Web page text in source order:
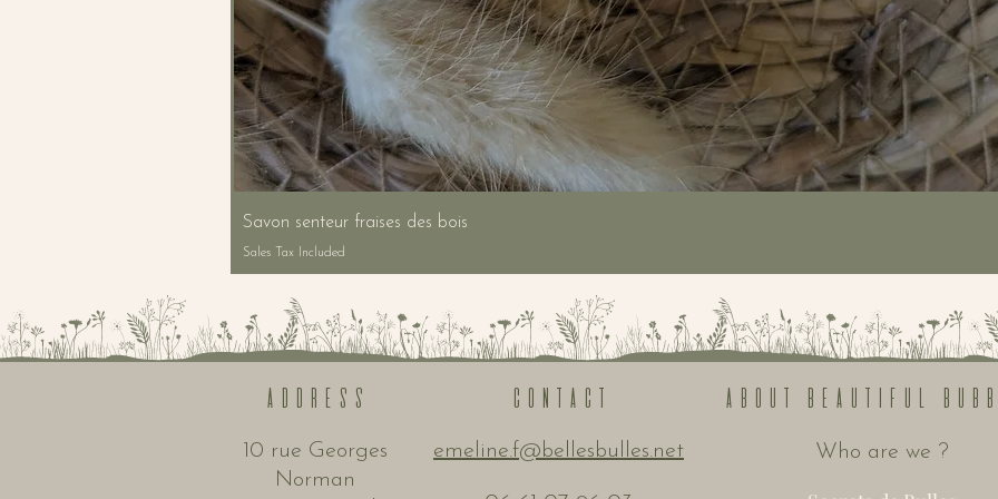
Savon senteur fraises des bois
Sales Tax Included
ADDRESS
10 rue Georges
Norman
Contact
emeline.f@bellesbulles.net
About beautiful
Who are we ?